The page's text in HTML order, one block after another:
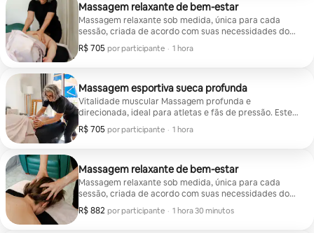
promove relaxamento nervoso profundo e liberta a
mente. Em grupo ou em casal? Escreva-me para
receber uma oferta personalizada.
Massagem relaxante de bem-estar
Massagem relaxante sob medida, única para cada
sessão, criada de acordo com suas necessidades do
momento. Combinando experiência e intuição, libero
tensões, acalmo a mente e promovo um profundo
flexibilidade e reduzem a dor e a rigidez. Ótimo para
estresse, fadiga ou excesso de trabalho. Em grupo ou
em casal? Escreva para mim para receber uma oferta
R$ 705 por participante
R$ 705 por participante
, · 1 hora
Massagem esportiva sueca profunda
Vitalidade muscular Massagem profunda e
direcionada, ideal para atletas e fãs de pressão. Este
tratamento alivia a tensão, reduz a dor e promove a
recuperação muscular. Uso pressões longas,
flexibilidade e a amplitude de movimento. Em grupo ou
em casal? Escreva para mim para receber uma oferta
personalizada.
R$ 705 por participante
R$ 705 por participante
, · 1 hora
Massagem relaxante de bem-estar
Massagem relaxante sob medida, única para cada
sessão, criada de acordo com suas necessidades do
momento. Combinando experiência e intuição, libero
tensões, acalmo a mente e promovo um profundo
R$ 882 por participante
R$ 882 por participante
, · 1 hora 30 minutos